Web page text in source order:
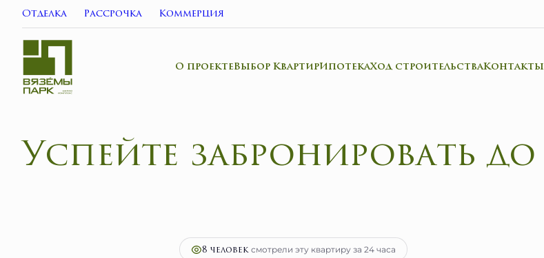
Отделка Рассрочка Коммерция
О проектеВыбор КвартирИпотекаХод строительстваКонтакты
Успе
8 человексмотрели эту квартиру за 24 часа